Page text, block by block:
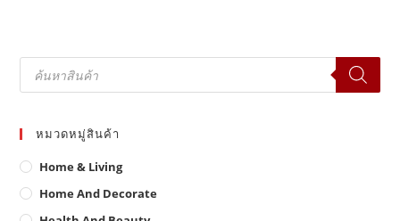
Products
search
หมวดหมู่สินค้า
Home & Living
Home And Decorate